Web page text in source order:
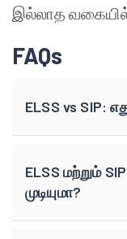
இல்லாத வகையில்
FAQs
ELSS vs SIP:
ELSS மற்றும்
முடியுமா?